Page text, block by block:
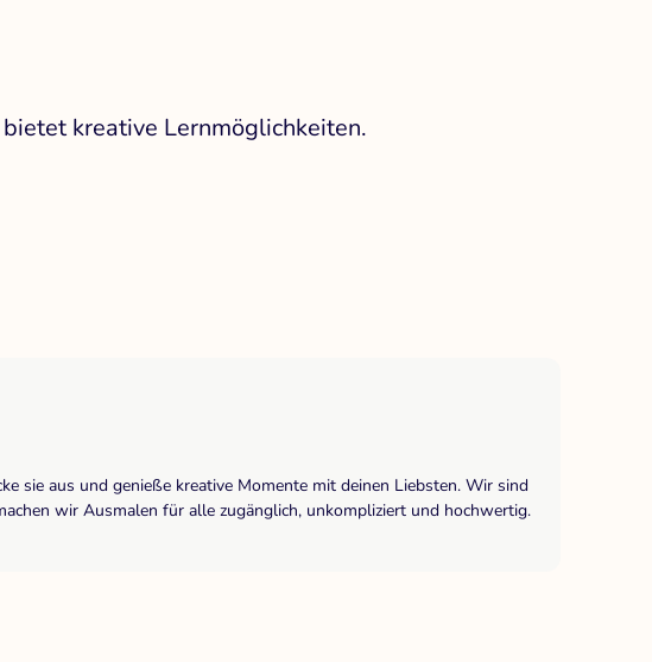
kreative Lernmöglichkeiten.
sie aus und genieße kreative Momente mit deinen Liebsten. Wir sind
wir Ausmalen für alle zugänglich, unkompliziert und hochwertig.